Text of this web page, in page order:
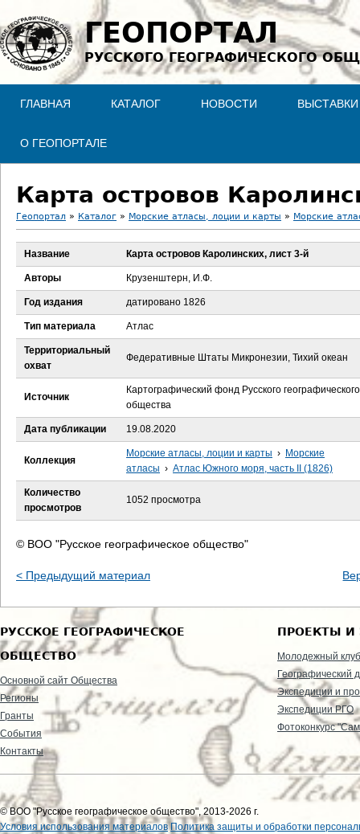
Jump to navigation
ГЕОПОРТАЛ
РУССКОГО ГЕОГРАФИЧЕСКОГО
ГЛАВНАЯ КАТАЛОГ НОВОСТИ ВЫСТАВКИ
О ГЕОПОРТАЛЕ
Карта островов
В
ы
д
е
с
ь
Геопортал » Каталог » Морские атласы, лоции и карты » Морские
Название Карта островов Каролинских, лист 3-й
Авторы Крузенштерн, И.Ф.
Год издания датировано 1826
Тип материала Атлас
Территориальный
охват
Федеративные Штаты Микронезии, Тихий океан
Источник
Картографический фонд Русского географического
общества
Дата публикации 19.08.2020
Коллекция
Морские атласы, лоции и карты › Морские
атласы › Атлас Южного моря, часть II (1826)
Количество
просмотров
1052 просмотра
© ВОО "Русское географическое общество"
< Предыдущий материал
РУССКОЕ ГЕОГРАФИЧЕСКОЕ
ОБЩЕСТВО
Основной сайт Общества
Регионы
Гранты
События
Контакты
ПРОЕКТЫ И
Молодежный клуб
Географический
Экспедиции и
Экспедиции РГО
Фотоконкурс
© ВОО "Русское географическое общество", 2013-2026 г.
Условия использования материалов Политика защиты и обработки